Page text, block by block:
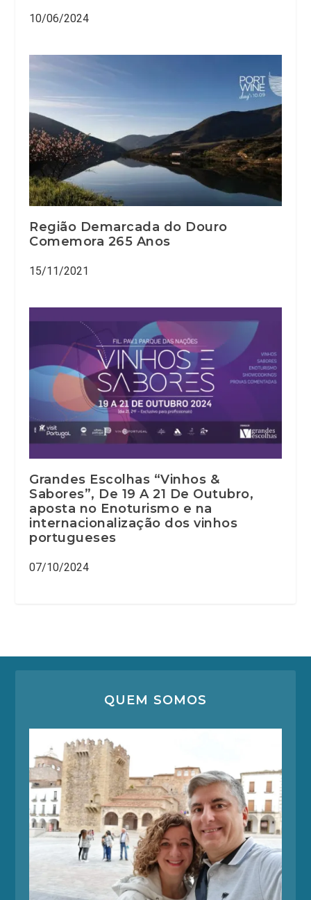
10/06/2024
Região Demarcada do Douro
Comemora 265 Anos
15/11/2021
Grandes Escolhas “Vinhos &
Sabores”, De 19 A 21 De Outubro,
aposta no Enoturismo e na
internacionalização dos vinhos
portugueses
07/10/2024
QUEM SOMOS